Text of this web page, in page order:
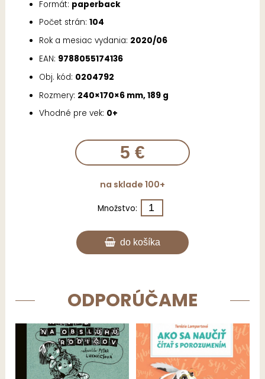
Formát: paperback
Počet strán:104
Rok a mesiac vydania: 2020/06
EAN: 9788055174136
Obj. kód: 0204792
Rozmery: 240×170×6 mm, 189 g
Vhodné pre vek: 0+
5 €
na sklade 100+
Množstvo:
do košíka
ODPORÚČAME